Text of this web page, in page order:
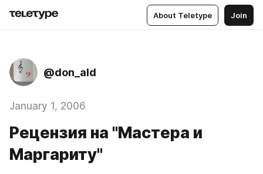
About Teletype Join
@don_ald
January 1, 2006
Рецензия на "Мастера и
Маргариту"